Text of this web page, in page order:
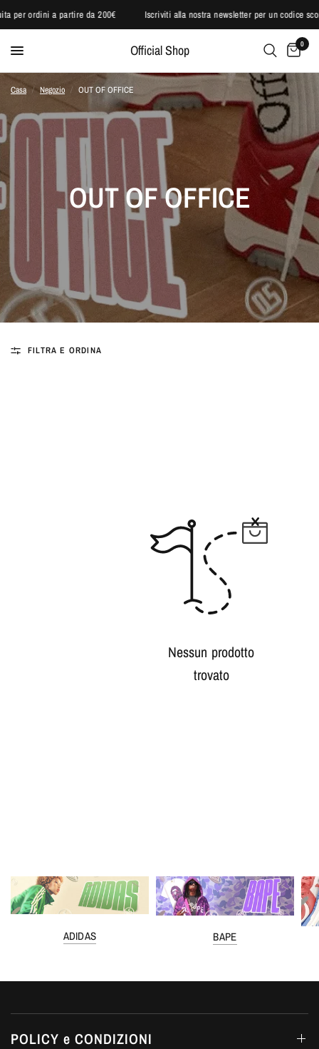
per ordini a partire da 200€ Iscriviti alla nostra newsletter per un codice
Official Shop 0
Casa / Negozio / OUT OF OFFICE
OUT OF OFFICE
FILTRA E ORDINA
Nessun prodotto
trovato
ADIDAS BAPE
POLICY e CONDIZIONI